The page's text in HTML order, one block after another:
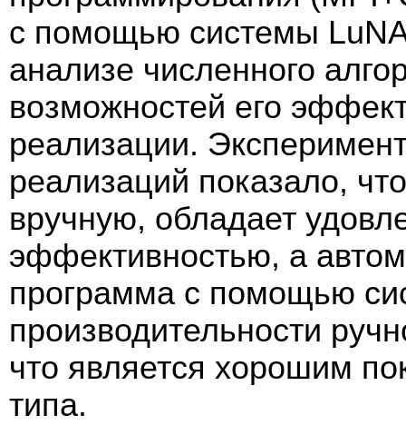
с помощью системы
анализе численного
возможностей его
реализации.
реализаций показало,
вручную, обладает
эффективностью, а
программа с помощью
производительности
что является хорошим
типа.